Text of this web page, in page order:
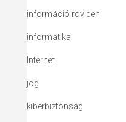
információ röviden
informatika
Internet
jog
kiberbiztonság